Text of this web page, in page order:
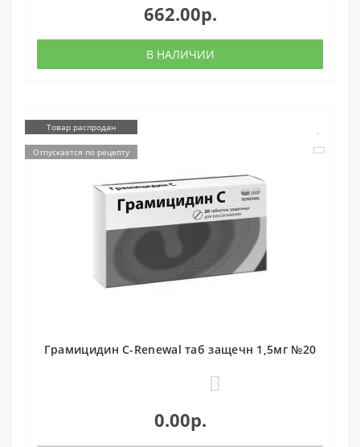
662.00р.
В НАЛИЧИИ
Товар распродан
Отпускается по рецепту
Грамицидин С-Renewal таб защечн 1,5мг №20
0.00р.